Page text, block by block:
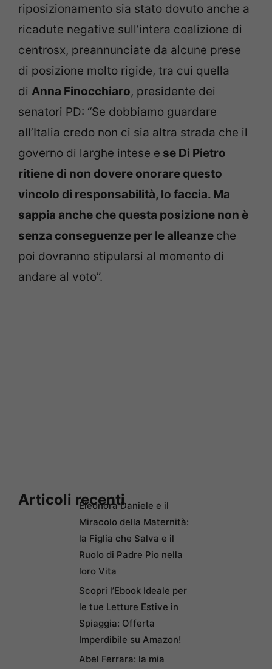
riposizionamento sia stato dovuto anche a
ricadute negative sull’intera coalizione di
centrosx, preannunciate da alcune prese
di posizione molto rigide, tra cui quella
di Anna Finocchiaro, presidente dei
senatori PD: “Se dobbiamo guardare
all’Italia credo non ci sia altra strada che il
governo di larghe intese e se Di Pietro
ritiene di non dovere onorare questo
vincolo di responsabilità, lo faccia. Ma
sappia anche che questa posizione non è
senza conseguenze per le alleanze che
poi dovranno stipularsi al momento di
andare al voto”.
Articoli recentiEleonora Daniele e il
Miracolo della Maternità:
la Figlia che Salva e il
Ruolo di Padre Pio nella
loro Vita
Scopri l’Ebook Ideale per
le tue Letture Estive in
Spiaggia: Offerta
Imperdibile su Amazon!
Abel Ferrara: la mia